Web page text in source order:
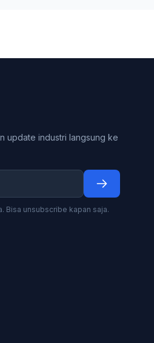
update industri langsung ke
Bisa unsubscribe kapan saja.